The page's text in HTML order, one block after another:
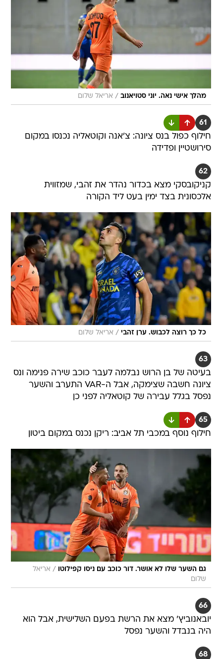
מהלך אישי נאה. יוני סטויאנוב / אריאל שלום
61
חילוף כפול בנס ציונה: צ'אנה וקוטאליה נכנסו במקום
סירושטיין ופדידה
62
קניקובסקי מצא בכדור נהדר את זהבי, שמזווית
אלכסונית בצד ימין בעט ליד הקורה
כל כך רוצה לכבוש. ערן זהבי / אריאל שלום
63
בעיטה של בן הרוש נבלמה לעבר כוכב שירה פנימה ונס
ציונה חשבה שצימקה, אבל ה-VAR התערב והשער
נפסל בגלל עבירה של קוטאליה לפני כן
65
חילוף נוסף במכבי תל אביב: ריקן נכנס במקום ביטון
גם השער שלו לא אושר. דור כוכב עם ניסו קפילוטו / אריאל
שלום
66
יובאנוביץ' מצא את הרשת בפעם השלישית, אבל הוא
היה בנבדל והשער נפסל
68